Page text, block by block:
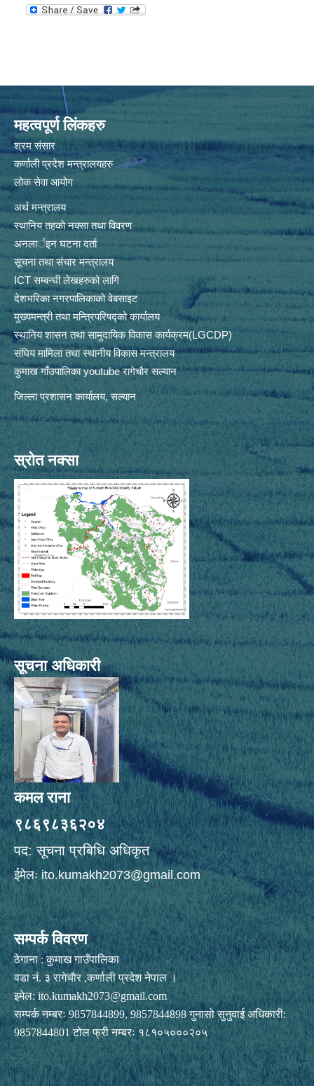
महत्वपूर्ण लिंकहरु
श्रम संसार
कर्णाली प्रदेश मन्त्रालयहरु
लोक सेवा आयोग
अर्थ मन्त्रालय
स्थानिय तहकाे नक्सा तथा विवरण
अनलार्इन घटना दर्ता
सूचना तथा संचार मन्त्रालय
ICT सम्बन्धी लेखहरुको लागि
देशभरिका नगरपालिकाको वेबसाइट
मुख्यमन्त्री तथा मन्त्रिपरिषद्को कार्यालय
स्थानिय शासन तथा सामुदायिक विकास कार्यक्रम(LGCDP)
संघिय मामिला तथा स्थानीय विकास मन्त्रालय
कुमाख गाँउपालिका youtube रागेचाैर सल्यान
जिल्ला प्रशासन कार्यालय, सल्यान
स्रोत नक्सा
सूचना अधिकारी
कमल राना
९८६९८३६२०४
पद: सूचना प्रबिधि अधिकृत
ईमेलःito.kumakh2073@gmail.com
सम्पर्क विवरण
ठेगाना : कुमाख गाउँपालिका
वडा नं. ३ रागेचाैर ,कर्णाली प्रदेश नेपाल ।
इमेल:ito.kumakh2073@gmail.com
सम्पर्क नम्बरः 9857844899, 9857844898 गुनासो सुनुवाई अधिकारी:
9857844801 टोल फ्री नम्बरः १८१०५०००२०५